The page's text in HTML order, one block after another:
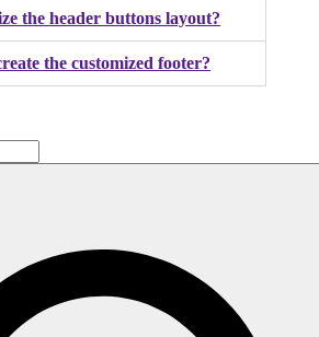
the header buttons layout?
the customized footer?